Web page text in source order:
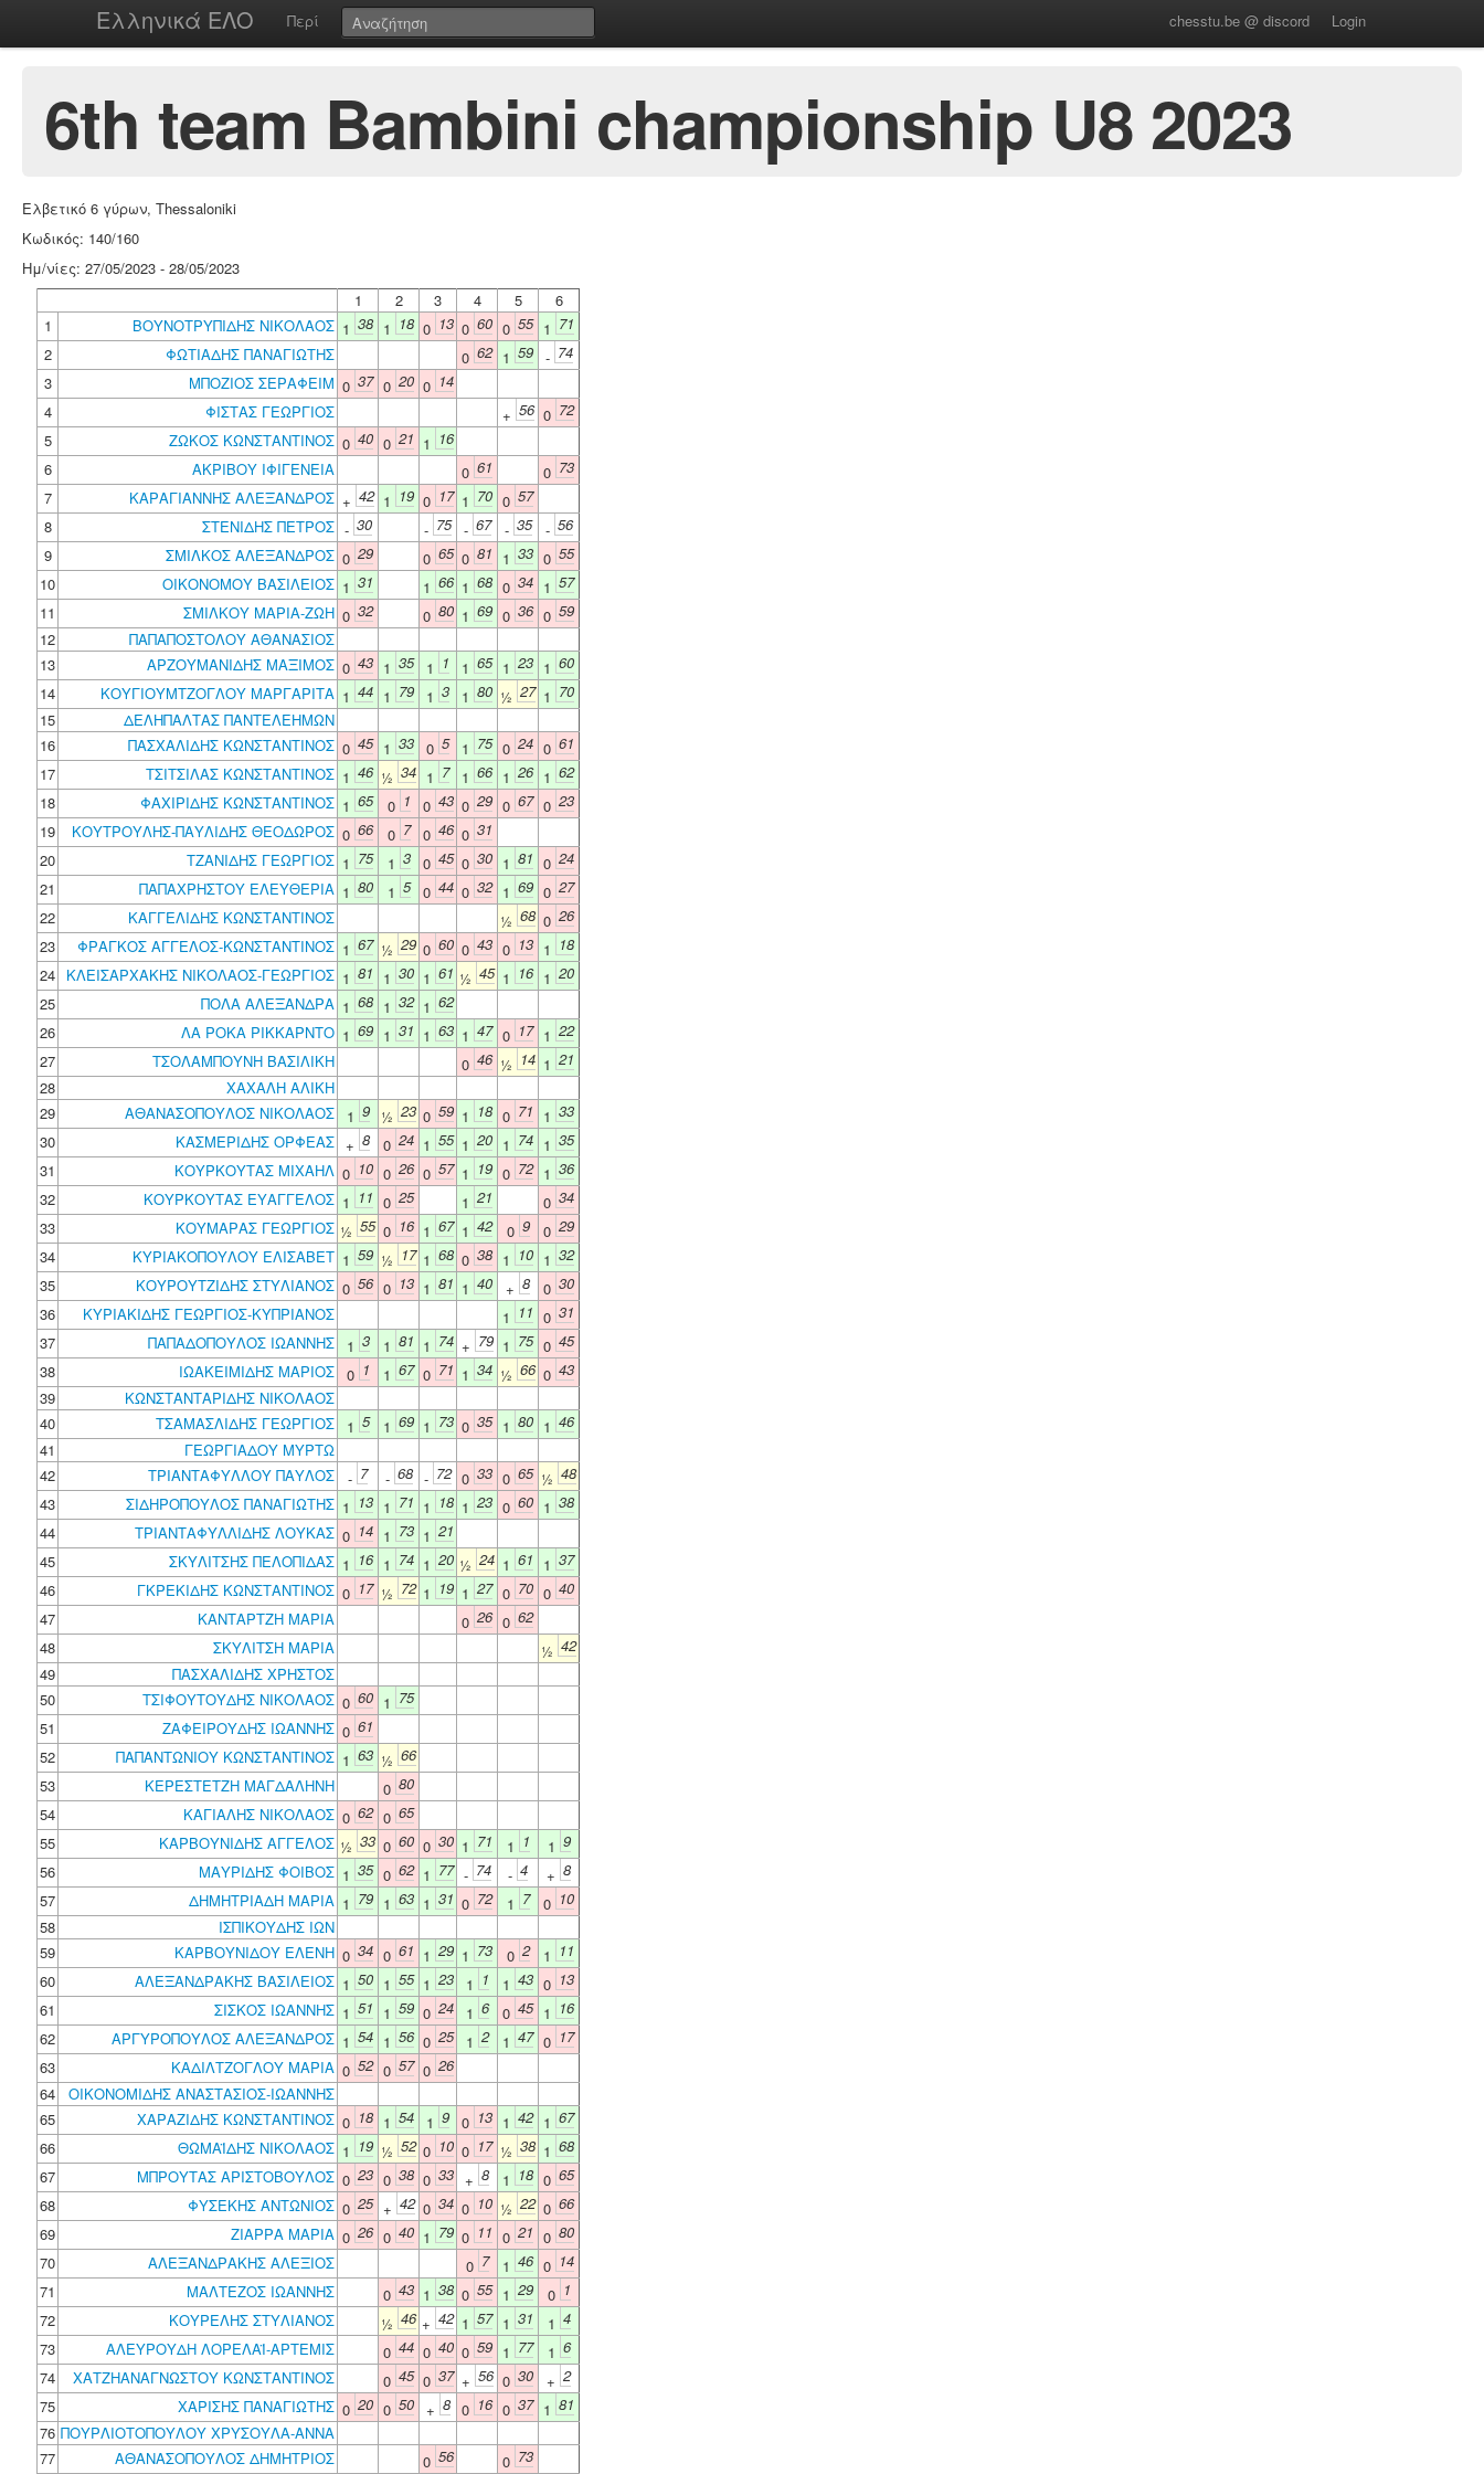
Ελληνικά ΕΛΟ Περί chesstu.be @ discord Login
6th team Bambini championship U8 2023
Ελβετικό 6 γύρων, Thessaloniki
Κωδικός: 140/160
Ημ/νίες: 27/05/2023 - 28/05/2023
1
2 3 4 5
6
1
ΒΟΥΝΟΤΡΥΠΙΔΗΣ ΝΙΚΟΛΑΟΣ 1 38 1 18 0 13 0 60 0 55 1 71
2
ΦΩΤΙΑΔΗΣ ΠΑΝΑΓΙΩΤΗΣ 0 62 1 59 - 74
3
ΜΠΟΖΙΟΣ ΣΕΡΑΦΕΙΜ 0 37 0 20 0 14
4
ΦΙΣΤΑΣ ΓΕΩΡΓΙΟΣ + 56 0 72
5
ΖΩΚΟΣ ΚΩΝΣΤΑΝΤΙΝΟΣ 0 40 0 21 1 16
6
ΑΚΡΙΒΟΥ ΙΦΙΓΕΝΕΙΑ 0 61 0 73
7
ΚΑΡΑΓΙΑΝΝΗΣ ΑΛΕΞΑΝΔΡΟΣ + 42 1 19 0 17 1 70 0 57
8
ΣΤΕΝΙΔΗΣ ΠΕΤΡΟΣ - 30 - 75 - 67 - 35 - 56
9
ΣΜΙΛΚΟΣ ΑΛΕΞΑΝΔΡΟΣ 0 29 0 65 0 81 1 33 0 55
10
ΟΙΚΟΝΟΜΟΥ ΒΑΣΙΛΕΙΟΣ 1 31 1 66 1 68 0 34 1 57
11
ΣΜΙΛΚΟΥ ΜΑΡΙΑ-ΖΩΗ 0 32 0 80 1 69 0 36 0 59
12
ΠΑΠΑΠΟΣΤΟΛΟΥ ΑΘΑΝΑΣΙΟΣ
13
ΑΡΖΟΥΜΑΝΙΔΗΣ ΜΑΞΙΜΟΣ 0 43 1 35 1 1 1 65 1 23 1 60
14
ΚΟΥΓΙΟΥΜΤΖΟΓΛΟΥ ΜΑΡΓΑΡΙΤΑ 1 44 1 79 1 3 1 80 ½ 27 1 70
15
ΔΕΛΗΠΑΛΤΑΣ ΠΑΝΤΕΛΕΗΜΩΝ
16
ΠΑΣΧΑΛΙΔΗΣ ΚΩΝΣΤΑΝΤΙΝΟΣ 0 45 1 33 0 5 1 75 0 24 0 61
17
ΤΣΙΤΣΙΛΑΣ ΚΩΝΣΤΑΝΤΙΝΟΣ 1 46 ½ 34 1 7 1 66 1 26 1 62
18
ΦΑΧΙΡΙΔΗΣ ΚΩΝΣΤΑΝΤΙΝΟΣ 1 65 0 1 0 43 0 29 0 67 0 23
19
ΚΟΥΤΡΟΥΛΗΣ-ΠΑΥΛΙΔΗΣ ΘΕΟΔΩΡΟΣ 0 66 0 7 0 46 0 31
20
ΤΖΑΝΙΔΗΣ ΓΕΩΡΓΙΟΣ 1 75 1 3 0 45 0 30 1 81 0 24
21
ΠΑΠΑΧΡΗΣΤΟΥ ΕΛΕΥΘΕΡΙΑ 1 80 1 5 0 44 0 32 1 69 0 27
22
ΚΑΓΓΕΛΙΔΗΣ ΚΩΝΣΤΑΝΤΙΝΟΣ ½ 68 0 26
23
ΦΡΑΓΚΟΣ ΑΓΓΕΛΟΣ-ΚΩΝΣΤΑΝΤΙΝΟΣ 1 67 ½ 29 0 60 0 43 0 13 1 18
24 ΚΛΕΙΣΑΡΧΑΚΗΣ ΝΙΚΟΛΑΟΣ-ΓΕΩΡΓΙΟΣ 1 81 1 30 1 61 ½ 45 1 16 1 20
25
ΠΟΛΑ ΑΛΕΞΑΝΔΡΑ 1 68 1 32 1 62
26
ΛΑ ΡΟΚΑ ΡΙΚΚΑΡΝΤΟ 1 69 1 31 1 63 1 47 0 17 1 22
27
ΤΣΟΛΑΜΠΟΥΝΗ ΒΑΣΙΛΙΚΗ 0 46 ½ 14 1 21
28
ΧΑΧΑΛΗ ΑΛΙΚΗ
29
ΑΘΑΝΑΣΟΠΟΥΛΟΣ ΝΙΚΟΛΑΟΣ 1 9 ½ 23 0 59 1 18 0 71 1 33
30
ΚΑΣΜΕΡΙΔΗΣ ΟΡΦΕΑΣ + 8 0 24 1 55 1 20 1 74 1 35
31
ΚΟΥΡΚΟΥΤΑΣ ΜΙΧΑΗΛ 0 10 0 26 0 57 1 19 0 72 1 36
32
ΚΟΥΡΚΟΥΤΑΣ ΕΥΑΓΓΕΛΟΣ 1 11 0 25 1 21 0 34
33
ΚΟΥΜΑΡΑΣ ΓΕΩΡΓΙΟΣ ½ 55 0 16 1 67 1 42 0 9 0 29
34
ΚΥΡΙΑΚΟΠΟΥΛΟΥ ΕΛΙΣΑΒΕΤ 1 59 ½ 17 1 68 0 38 1 10 1 32
35
ΚΟΥΡΟΥΤΖΙΔΗΣ ΣΤΥΛΙΑΝΟΣ 0 56 0 13 1 81 1 40 + 8 0 30
36
ΚΥΡΙΑΚΙΔΗΣ ΓΕΩΡΓΙΟΣ-ΚΥΠΡΙΑΝΟΣ 1 11 0 31
37
ΠΑΠΑΔΟΠΟΥΛΟΣ ΙΩΑΝΝΗΣ 1 3 1 81 1 74 + 79 1 75 0 45
38
ΙΩΑΚΕΙΜΙΔΗΣ ΜΑΡΙΟΣ 0 1 1 67 0 71 1 34 ½ 66 0 43
39
ΚΩΝΣΤΑΝΤΑΡΙΔΗΣ ΝΙΚΟΛΑΟΣ
40
ΤΣΑΜΑΣΛΙΔΗΣ ΓΕΩΡΓΙΟΣ 1 5 1 69 1 73 0 35 1 80 1 46
41
ΓΕΩΡΓΙΑΔΟΥ ΜΥΡΤΩ
42
ΤΡΙΑΝΤΑΦΥΛΛΟΥ ΠΑΥΛΟΣ - 7 - 68 - 72 0 33 0 65 ½ 48
43
ΣΙΔΗΡΟΠΟΥΛΟΣ ΠΑΝΑΓΙΩΤΗΣ 1 13 1 71 1 18 1 23 0 60 1 38
44
ΤΡΙΑΝΤΑΦΥΛΛΙΔΗΣ ΛΟΥΚΑΣ 0 14 1 73 1 21
45
ΣΚΥΛΙΤΣΗΣ ΠΕΛΟΠΙΔΑΣ 1 16 1 74 1 20 ½ 24 1 61 1 37
46
ΓΚΡΕΚΙΔΗΣ ΚΩΝΣΤΑΝΤΙΝΟΣ 0 17 ½ 72 1 19 1 27 0 70 0 40
47
ΚΑΝΤΑΡΤΖΗ ΜΑΡΙΑ 0 26 0 62
48
ΣΚΥΛΙΤΣΗ ΜΑΡΙΑ ½ 42
49
ΠΑΣΧΑΛΙΔΗΣ ΧΡΗΣΤΟΣ
50
ΤΣΙΦΟΥΤΟΥΔΗΣ ΝΙΚΟΛΑΟΣ 0 60 1 75
51
ΖΑΦΕΙΡΟΥΔΗΣ ΙΩΑΝΝΗΣ 0 61
52
ΠΑΠΑΝΤΩΝΙΟΥ ΚΩΝΣΤΑΝΤΙΝΟΣ 1 63 ½ 66
53
ΚΕΡΕΣΤΕΤΖΗ ΜΑΓΔΑΛΗΝΗ 0 80
54
ΚΑΓΙΑΛΗΣ ΝΙΚΟΛΑΟΣ 0 62 0 65
55
ΚΑΡΒΟΥΝΙΔΗΣ ΑΓΓΕΛΟΣ ½ 33 0 60 0 30 1 71 1 1 1 9
56
ΜΑΥΡΙΔΗΣ ΦΟΙΒΟΣ 1 35 0 62 1 77 - 74 - 4 + 8
57
ΔΗΜΗΤΡΙΑΔΗ ΜΑΡΙΑ 1 79 1 63 1 31 0 72 1 7 0 10
58
ΙΣΠΙΚΟΥΔΗΣ ΙΩΝ
59
ΚΑΡΒΟΥΝΙΔΟΥ ΕΛΕΝΗ 0 34 0 61 1 29 1 73 0 2 1 11
60
ΑΛΕΞΑΝΔΡΑΚΗΣ ΒΑΣΙΛΕΙΟΣ 1 50 1 55 1 23 1 1 1 43 0 13
61
ΣΙΣΚΟΣ ΙΩΑΝΝΗΣ 1 51 1 59 0 24 1 6 0 45 1 16
62
ΑΡΓΥΡΟΠΟΥΛΟΣ ΑΛΕΞΑΝΔΡΟΣ 1 54 1 56 0 25 1 2 1 47 0 17
63
ΚΑΔΙΛΤΖΟΓΛΟΥ ΜΑΡΙΑ 0 52 0 57 0 26
64
ΟΙΚΟΝΟΜΙΔΗΣ ΑΝΑΣΤΑΣΙΟΣ-ΙΩΑΝΝΗΣ
65
ΧΑΡΑΖΙΔΗΣ ΚΩΝΣΤΑΝΤΙΝΟΣ 0 18 1 54 1 9 0 13 1 42 1 67
66
ΘΩΜΑΪΔΗΣ ΝΙΚΟΛΑΟΣ 1 19 ½ 52 0 10 0 17 ½ 38 1 68
67
ΜΠΡΟΥΤΑΣ ΑΡΙΣΤΟΒΟΥΛΟΣ 0 23 0 38 0 33 + 8 1 18 0 65
68
ΦΥΣΕΚΗΣ ΑΝΤΩΝΙΟΣ 0 25 + 42 0 34 0 10 ½ 22 0 66
69
ΖΙΑΡΡΑ ΜΑΡΙΑ 0 26 0 40 1 79 0 11 0 21 0 80
70
ΑΛΕΞΑΝΔΡΑΚΗΣ ΑΛΕΞΙΟΣ 0 7 1 46 0 14
71
ΜΑΛΤΕΖΟΣ ΙΩΑΝΝΗΣ 0 43 1 38 0 55 1 29 0 1
72
ΚΟΥΡΕΛΗΣ ΣΤΥΛΙΑΝΟΣ ½ 46 + 42 1 57 1 31 1 4
73
ΑΛΕΥΡΟΥΔΗ ΛΟΡΕΛΑΪ-ΑΡΤΕΜΙΣ 0 44 0 40 0 59 1 77 1 6
74
ΧΑΤΖΗΑΝΑΓΝΩΣΤΟΥ ΚΩΝΣΤΑΝΤΙΝΟΣ 0 45 0 37 + 56 0 30 + 2
75
ΧΑΡΙΣΗΣ ΠΑΝΑΓΙΩΤΗΣ 0 20 0 50 + 8 0 16 0 37 1 81
76 ΠΟΥΡΛΙΟΤΟΠΟΥΛΟΥ ΧΡΥΣΟΥΛΑ-ΑΝΝΑ
77
ΑΘΑΝΑΣΟΠΟΥΛΟΣ ΔΗΜΗΤΡΙΟΣ 0 56 0 73